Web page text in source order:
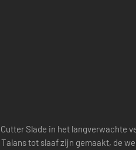
Slade in het langverwachte
tot slaaf zijn gemaakt, de